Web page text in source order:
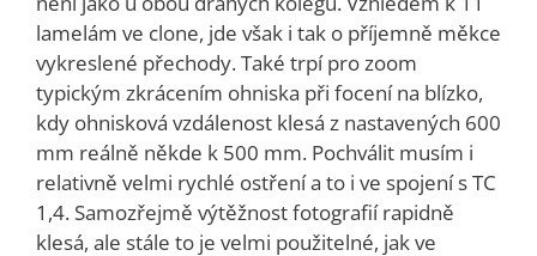
lamelám ve clone, jde však i tak o příjemně měkce
vykreslené přechody. Také trpí pro zoom
typickým zkrácením ohniska při focení na blízko,
kdy ohnisková vzdálenost klesá z nastavených 600
mm reálně někde k 500 mm. Pochválit musím i
relativně velmi rychlé ostření a to i ve spojení s TC
1,4. Samozřejmě výtěžnost fotografií rapidně
klesá, ale stále to je velmi použitelné, jak ve